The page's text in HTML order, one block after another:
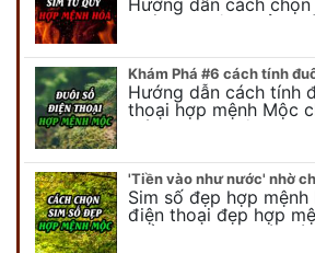
Hướng dẫn cách
quý hợp mệnh Hỏa
Hướng dẫn cách tính
thoại hợp mệnh Mộc
Cách chọn đuôi sim
chuyên…
Sim số đẹp hợp mệnh
điện thoại đẹp hợp
điểm ra sao? Dưới